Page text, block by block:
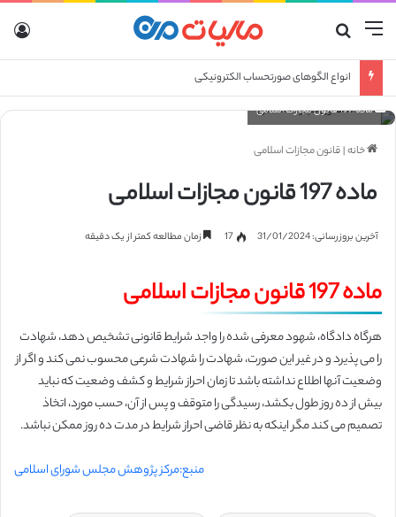
منو
انواع الگوهای صورتحساب الکترونیکی
ماده 197 قانون مجازات اسلامی
خانه|قانون مجازات اسلامی
ماده 197 قانون مجازات اسلامی
آخرین بروزرسانی: 31/01/2024 17 زمان مطالعه کمتر از یک دقیقه
ماده 197 قانون مجازات اسلامی
هرگاه دادگاه، شهود معرفی شده را واجد شرایط قانونی تشخیص دهد، شهادت
را می پذیرد و در غیر این صورت، شهادت را شهادت شرعی محسوب نمی کند و اگر از
وضعیت آنها اطلاع نداشته باشد تا زمان احراز شرایط و کشف وضعیت که نباید
بیش از ده روز طول بکشد، رسیدگی را متوقف و پس از آن، حسب مورد، اتخاذ
تصمیم می کند مگر اینکه به نظر قاضی احراز شرایط در مدت ده روز ممکن نباشد.
منبع:مرکز پژوهش مجلس شورای اسلامی